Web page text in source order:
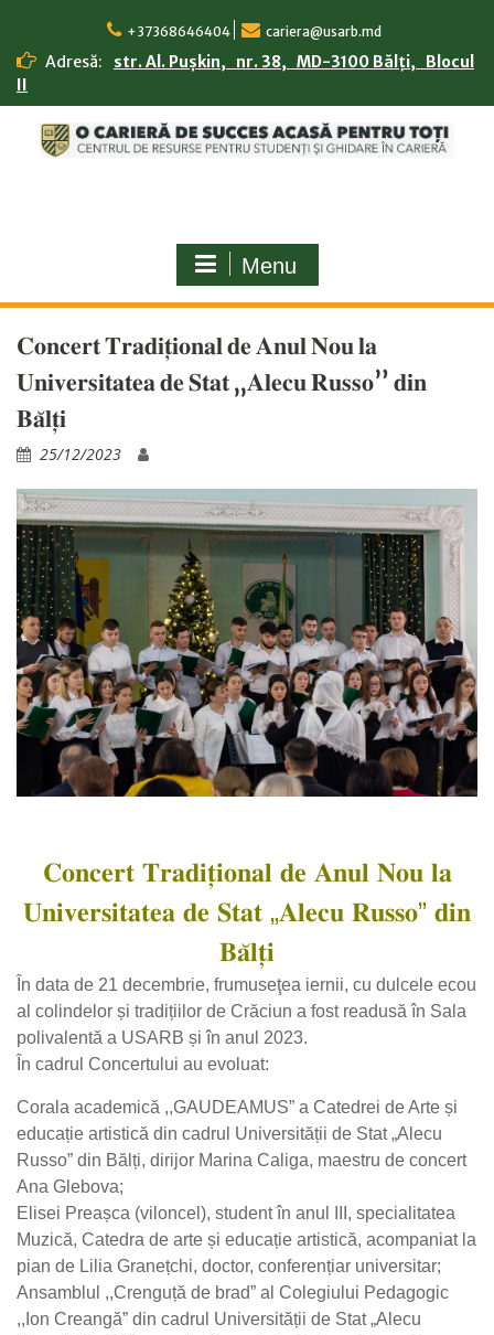
content
+37368646404 cariera@usarb.md
Adresă:
str. Al. Pușkin, nr. 38, MD-3100 Bălți, Blocul
II
Menu
𝐂𝐨𝐧𝐜𝐞𝐫𝐭 𝐓𝐫𝐚𝐝𝐢𝐭̦𝐢𝐨𝐧𝐚𝐥 𝐝𝐞 𝐀𝐧𝐮𝐥 𝐍𝐨𝐮 𝐥𝐚
𝐔𝐧𝐢𝐯𝐞𝐫𝐬𝐢𝐭𝐚𝐭𝐞𝐚 𝐝𝐞 𝐒𝐭𝐚𝐭 „𝐀𝐥𝐞𝐜𝐮 𝐑𝐮𝐬𝐬𝐨” 𝐝𝐢𝐧
𝐁𝐚̆𝐥𝐭̦𝐢
25/12/2023
𝐂𝐨𝐧𝐜𝐞𝐫𝐭 𝐓𝐫𝐚𝐝𝐢𝐭̦𝐢𝐨𝐧𝐚𝐥 𝐝𝐞 𝐀𝐧𝐮𝐥 𝐍𝐨𝐮 𝐥𝐚
𝐔𝐧𝐢𝐯𝐞𝐫𝐬𝐢𝐭𝐚𝐭𝐞𝐚 𝐝𝐞 𝐒𝐭𝐚𝐭 „𝐀𝐥𝐞𝐜𝐮 𝐑𝐮𝐬𝐬𝐨” 𝐝𝐢𝐧
𝐁𝐚̆𝐥𝐭̦𝐢
În data de 21 decembrie, frumuseţea iernii, cu dulcele ecou
al colindelor și tradițiilor de Crăciun a fost readusă în Sala
polivalentă a USARB și în anul 2023.
În cadrul Concertului au evoluat:
Corala academică ,,GAUDEAMUS” a Catedrei de Arte și
educație artistică din cadrul Universității de Stat „Alecu
Russo” din Bălți, dirijor Marina Caliga, maestru de concert
Ana Glebova;
Elisei Preașca (viloncel), student în anul III, specialitatea
Muzică, Catedra de arte și educație artistică, acompaniat la
pian de Lilia Granețchi, doctor, conferențiar universitar;
Ansamblul ,,Crenguță de brad” al Colegiului Pedagogic
,,Ion Creangă” din cadrul Universității de Stat „Alecu